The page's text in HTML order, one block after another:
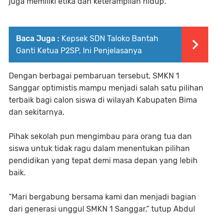
Baca Juga : Kepsek SDN Taloko Bantah
Ganti Ketua P2SP, Ini Penjelasanya
Dengan berbagai pembaruan tersebut, SMKN 1
Sanggar optimistis mampu menjadi salah satu pilihan
terbaik bagi calon siswa di wilayah Kabupaten Bima
dan sekitarnya.
Pihak sekolah pun mengimbau para orang tua dan
siswa untuk tidak ragu dalam menentukan pilihan
pendidikan yang tepat demi masa depan yang lebih
baik.
“Mari bergabung bersama kami dan menjadi bagian
dari generasi unggul SMKN 1 Sanggar,” tutup Abdul